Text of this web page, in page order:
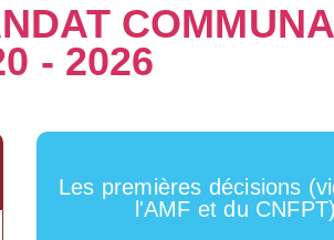
- 2026
Les premières décisions
l'AMF et du CNFPT)